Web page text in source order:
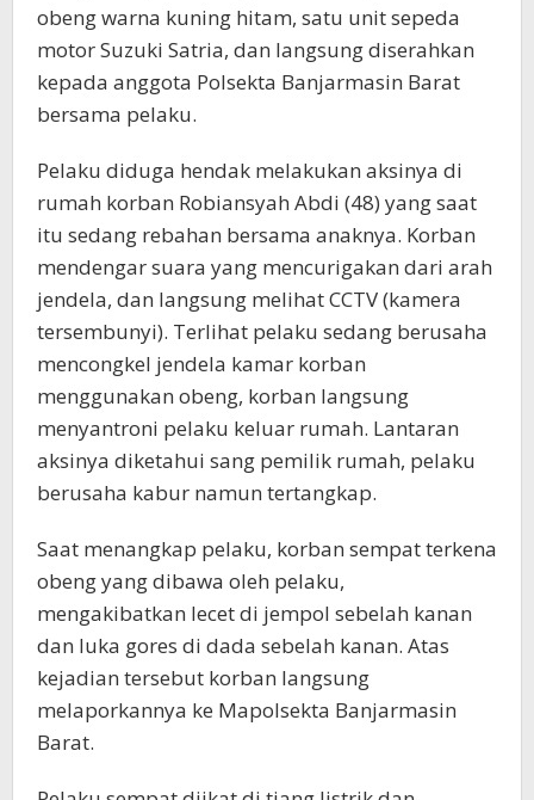
obeng warna kuning hitam, satu unit sepeda
motor Suzuki Satria, dan langsung diserahkan
kepada anggota Polsekta Banjarmasin Barat
bersama pelaku.
Pelaku diduga hendak melakukan aksinya di
rumah korban Robiansyah Abdi (48) yang saat
itu sedang rebahan bersama anaknya. Korban
mendengar suara yang mencurigakan dari arah
jendela, dan langsung melihat CCTV (kamera
tersembunyi). Terlihat pelaku sedang berusaha
mencongkel jendela kamar korban
menggunakan obeng, korban langsung
menyantroni pelaku keluar rumah. Lantaran
aksinya diketahui sang pemilik rumah, pelaku
berusaha kabur namun tertangkap.
Saat menangkap pelaku, korban sempat terkena
obeng yang dibawa oleh pelaku,
mengakibatkan lecet di jempol sebelah kanan
dan luka gores di dada sebelah kanan. Atas
kejadian tersebut korban langsung
melaporkannya ke Mapolsekta Banjarmasin
Barat.